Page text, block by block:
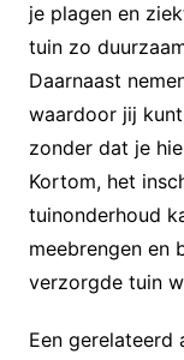
je plagen en
tuin zo
Daarnaast
waardoor jij
zonder dat je
Kortom, het
tuinonderhoud
meebrengen en
verzorgde tuin
Een